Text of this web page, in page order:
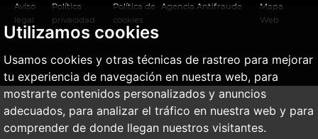
Utilizamos cookies
Usamos cookies y otras técnicas de rastreo para mejorar
tu experiencia de navegación en nuestra web, para
mostrarte contenidos personalizados y anuncios
adecuados, para analizar el tráfico en nuestra web y para
comprender de donde llegan nuestros visitantes.
Aviso
legal
Política
privacidad
Política de
cookies
Agencia Antifraude
Mapa
Web